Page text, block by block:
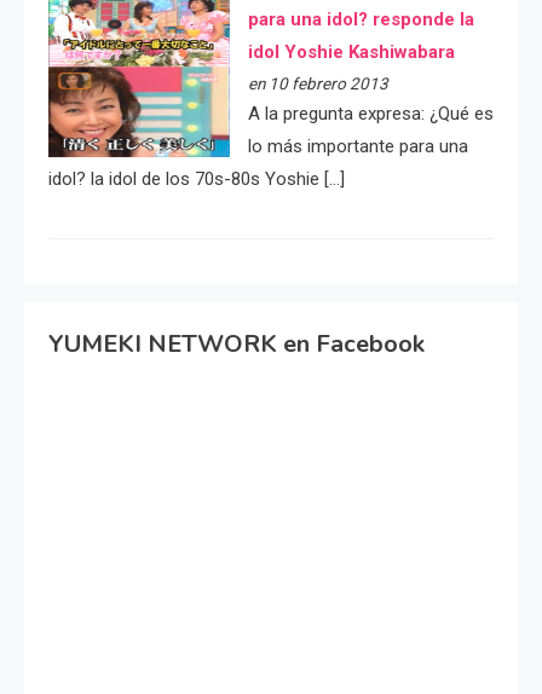
para una idol? responde la
idol Yoshie Kashiwabara
en 10 febrero 2013
A la pregunta expresa: ¿Qué es
lo más importante para una
idol? la idol de los 70s-80s Yoshie […]
YUMEKI NETWORK en Facebook